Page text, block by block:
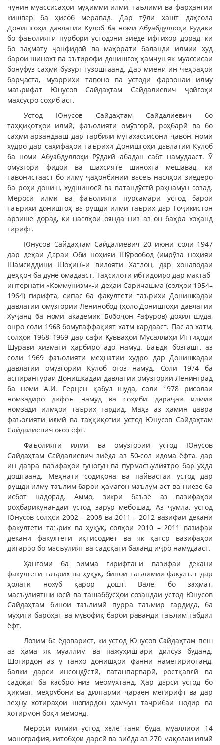
чунин муассисаҳои муҳимми илмӣ, таълимӣ ва фарҳангии
кишвар ба ҳисоб меравад. Дар тӯли ҳашт даҳсола
Донишгоҳи давлатии Кӯлоб ба номи Абуабдуллоҳи Рӯдакӣ
бо фаъолияти пурбори устодони зиёде ифтихор дорад, ки
бо заҳмату ҷонфидоӣ ва маҳорати баланди илмии худ
барои шинохт ва эътирофи донишгоҳ ҳамчун як муассисаи
бонуфуз саҳми бузург гузоштаанд. Дар миёни ин чеҳраҳои
барҷаста, муаррихи тавоно ва устоди фарзонаи илму
маърифат Юнусов Сайдаҳтам Сайдалиевич ҷойгоҳи
махсусро соҳиб аст.
Устод Юнусов Сайдаҳтам Сайдалиевич бо
таҳқиқотҳои илмӣ, фаъолияти омӯзгорӣ, роҳбарӣ ва бо
саҳми арзандааш дар тарбияи мутахассисони ҷавон, номи
худро дар саҳифаҳои таърихи Донишгоҳи давлатии Кӯлоб
ба номи Абуабдуллоҳи Рӯдакӣ абадан сабт намудааст. Ӯ
омӯзгори фидоӣ ва шахсияте шинохта мешавад, ки
тавонистааст бо илму ҷаҳонбинии васеъ наслҳои зиёдеро
ба роҳи дониш, худшиносӣ ва ватандӯстӣ раҳнамун созад.
Мероси илмӣ ва фаъолияти пурсамари устод барои
таърихи донишгоҳ ва рушди илми таърих дар Тоҷикистон
арзише дорад, ки наслҳои оянда низ аз он баҳра хоҳанд
гирифт.
Юнусов Сайдаҳтам Сайдалиевич 20 июни соли 1947
дар деҳаи Дараи Оби ноҳияи Шӯрообод (имрӯза ноҳияи
Шамсиддини Шоҳин)-и вилояти Хатлон, дар хонаводаи
деҳқон ба дунё омадааст. Таҳсилоти ибтидоиро дар мактаб-
интернати «Коммунизм»-и деҳаи Саричашма (солҳои 1954–
1964) гирифта, сипас ба факултети таърихи Донишкадаи
давлатии омӯзгории Ленинобод (ҳоло Донишгоҳи давлатии
Хуҷанд ба номи академик Бобоҷон Ғафуров) дохил шуда,
онро соли 1968 бомуваффақият хатм кардааст. Пас аз хатм,
солҳои 1968–1969 дар сафи Қувваҳои Мусаллаҳи Иттиҳоди
Шӯравӣ хизмати ҳарбиро адо намуд. Баъди бозгашт, аз
соли 1969 фаъолияти меҳнатии худро дар Донишкадаи
давлатии омӯзгории Кӯлоб оғоз намуд. Соли 1974 ба
аспирантураи Донишкадаи давлатии омӯзгории Ленинград
ба номи А.И. Герцен қабул шуда, соли 1978 рисолаи
номзадиро дифоъ намуд ва соҳиби дараҷаи илмии
номзади илмҳои таърих гардид. Маҳз аз ҳамин давра
фаъолияти илмӣ ва таҳқиқотии устод Юнусов Сайдаҳтам
Сайдалиевич оғоз ёфт.
Фаъолияти илмӣ ва омӯзгории устод Юнусов
Сайдаҳтам Сайдалиевич зиёда аз 50-сол идома ёфта, дар
ин давра вазифаҳои гуногун ва пурмасъулиятро бар уҳда
доштаанд. Меҳнати содиқона ва пайвастаи устод дар
рушди илму таълим барои ҳамагон маълум аст ва ниёзе ба
исбот надорад. Аммо, зикри баъзе аз вазифаҳои
роҳбарикунандаи устод зарур мебошад. Аз ҷумла, устод
Юнусов солҳои 2002 – 2008 ва 2011 – 2012 вазифаи декани
факултети таърих ва ҳуқуқ, солҳои 2010 – 2011 вазифаи
декани факултети иқтисодиёт ва як қатор вазифаҳои
дигарро бо масъулият ва садоқати баланд иҷро намудааст.
Ҳангоми ба зимма гирифтани вазифаи декани
факултети таърих ва ҳуқуқ, бинои таълимии факултет дар
ҳолати нохуб қарор дошт. Вале, бо заҳмат,
масъулиятшиносӣ ва ташаббусҳои созандаи устод Юнусов
Сайдаҳтам бинои таълимӣ пурра таъмир гардида, ба
муҳити бароҳат ва мувофиқ барои раванди таълим табдил
ёфт.
Лозим ба ёдоварист, ки устод Юнусов Сайдаҳтам пеш
аз ҳама як муаллим ва пажӯҳишгари дилсӯз буданд.
Шогирдон аз ӯ танҳо донишҳои фаннӣ намегирифтанд,
балки дарси инсондӯстӣ, ватанпарварӣ, ростқавлӣ ва
садоқат ба касбро низ меомӯхтанд. Ҳар дарси устод бо
ҳикмат, меҳрубонӣ ва дилгармӣ ҷараён мегирифт ва дар
зеҳну хотираҳои шогирдон ҳамчун таҷрибаи нодир ва
хотирмон боқӣ мемонд.
Мероси илмии устод хеле ғанӣ буда, муаллифи 14
монография, китобҳои дарсӣ ва зиёда аз 270 мақолаи илмӣ